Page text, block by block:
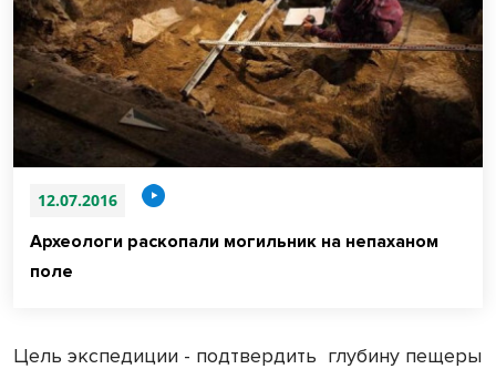
12.07.2016
Археологи раскопали могильник на непаханом
поле
Цель экспедиции - подтвердить глубину пещеры